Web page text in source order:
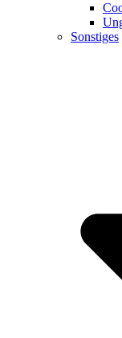
Sonstiges